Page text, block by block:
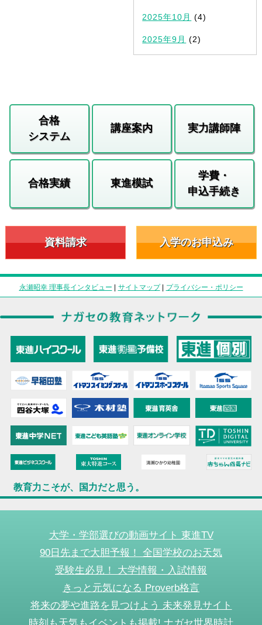
2025年10月 (4)
2025年9月 (2)
合格
システム
講座案内 実力講師陣
合格実績 東進模試
学費・
申込手続き
資料請求 入学のお申込み
永瀬昭幸 理事長インタビュー | サイトマップ| プライバシー・ポリシー
教育力こそが、国力だと思う。
大学・学部選びの動画サイト 東進TV
90日先まで大胆予報！ 全国学校のお天気
受験生必見！ 大学情報・入試情報
きっと元気になる Proverb格言
将来の夢や進路を見つけよう 未来発見サイト